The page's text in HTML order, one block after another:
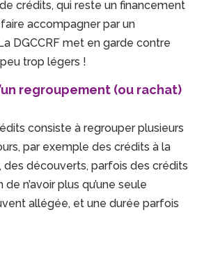
crédits, qui reste un financement
accompagner par un
DGCCRF met en garde contre
trop légers !
regroupement (ou rachat)
consiste à regrouper plusieurs
par exemple des crédits à la
des découverts, parfois des crédits
n’avoir plus qu’une seule
allégée, et une durée parfois